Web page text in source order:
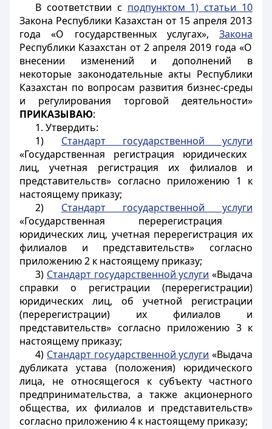
В соответствии с подпунктом 1) статьи 10
Закона Республики Казахстан от 15 апреля 2013
года «О государственных услугах», Закона
Республики Казахстан от 2 апреля 2019 года «О
внесении изменений и дополнений в
некоторые законодательные акты Республики
Казахстан по вопросам развития бизнес-среды
и регулирования торговой деятельности»
ПРИКАЗЫВАЮ:
1. Утвердить:
1) Стандарт государственной услуги
«Государственная регистрация юридических
лиц, учетная регистрация их филиалов и
представительств» согласно приложению 1 к
настоящему приказу;
2) Стандарт государственной услуги
«Государственная перерегистрация
юридических лиц, учетная перерегистрация их
филиалов и представительств» согласно
приложению 2 к настоящему приказу;
3) Стандарт государственной услуги «Выдача
справки о регистрации (перерегистрации)
юридических лиц, об учетной регистрации
(перерегистрации) их филиалов и
представительств» согласно приложению 3 к
настоящему приказу;
4) Стандарт государственной услуги «Выдача
дубликата устава (положения) юридического
лица, не относящегося к субъекту частного
предпринимательства, а также акционерного
общества, их филиалов и представительств»
согласно приложению 4 к настоящему приказу;